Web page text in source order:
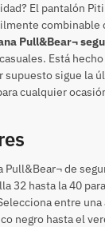
El pantalón
combinable
Pull&Bear¬
Está hecho
supuesto sigue la
cualquier
Pull&Bear¬ de
32 hasta la 40
entre una
negro hasta el